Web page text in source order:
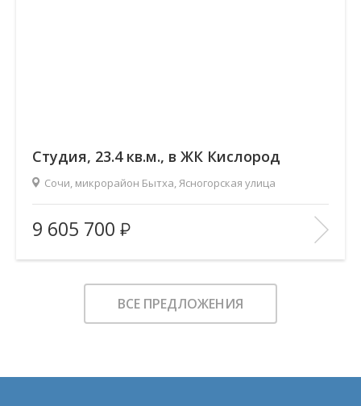
Cтудия, 23.4 кв.м., в ЖК Кислород
Сочи, микрорайон Бытха, Ясногорская улица
Площадь (общ/жил/кух), м2:
23.4/11.52/2.9
Количество комнат:
Студия
Этаж:
16/19
В ИЗБРАННОЕ
9 605 700
ВСЕ ПРЕДЛОЖЕНИЯ